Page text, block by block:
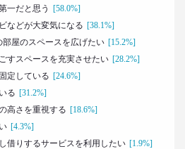
私の先生｣な時代
」という使い方。
一だと思う
[58.0%]
などが大変気になる [38.1%]
屋のスペースを広げたい [15.2%]
すスペースを充実させたい [28.2%]
定している [24.6%]
る [31.2%]
高さを重視する [18.6%]
[4.3%]
借りするサービスを利用したい [1.9%]